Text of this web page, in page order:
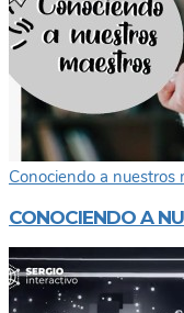
Conociendo a nuestros
CONOCIENDO A